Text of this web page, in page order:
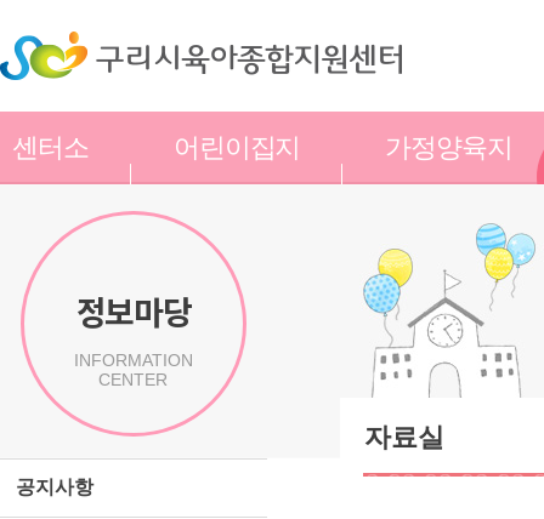
센터소
어린이집지
가정양육지
정보마당
INFORMATION
CENTER
공지사항
자료실